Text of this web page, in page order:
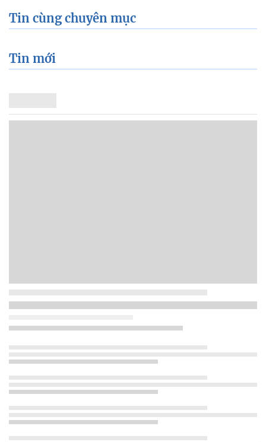
Tin cùng chuyên mục
Tin mới